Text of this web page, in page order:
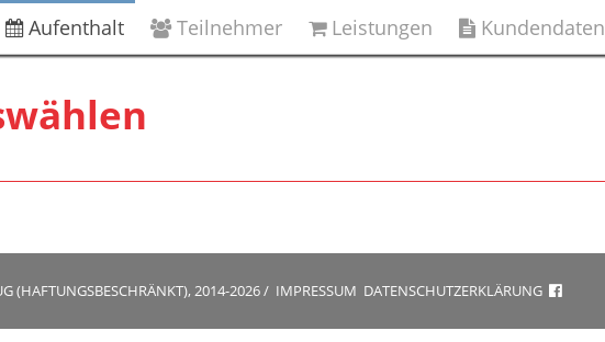
Aufenthalt Teilnehmer Leistungen Kundendaten
(HAFTUNGSBESCHRÄNKT), 2014-2026/ IMPRESSUM DATENSCHUTZERKLÄRUNG